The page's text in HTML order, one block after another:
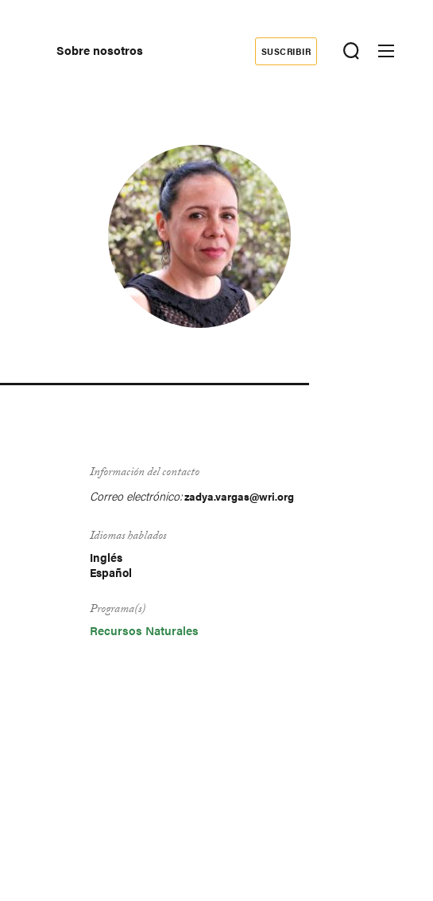
Sobre nosotros
Donate
SUSCRIBIR
Información del contacto
Correo electrónico:zadya.vargas@wri.org
Idiomas hablados
Inglés
Español
Programa(s)
Recursos Naturales